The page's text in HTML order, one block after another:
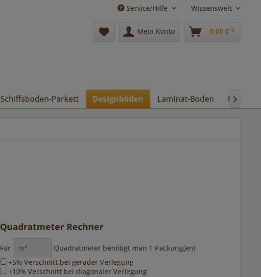
Service/Hilfe Wissenswelt
Mein Konto 0,00 € *
Schiffsboden-Parkett Designböden Laminat-Boden Pflege

Quadratmeter Rechner
Für Quadratmeter benötigt man 1 Packung(en)
+5% Verschnitt bei gerader Verlegung
+10% Verschnitt bei diagonaler Verlegung